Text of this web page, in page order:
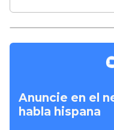
Anuncie en el
habla hispana